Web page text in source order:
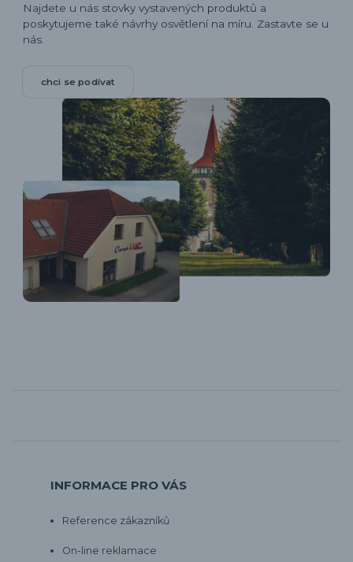
Najdete u nás stovky vystavených produktů a
poskytujeme také návrhy osvětlení na míru. Zastavte se u
nás.
chci se podívat
INFORMACE PRO VÁS
Reference zákazníků
On-line reklamace